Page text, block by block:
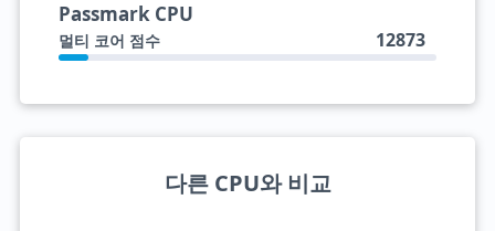
Passmark CPU
멀티 코어 점수 12873
다른 CPU와 비교